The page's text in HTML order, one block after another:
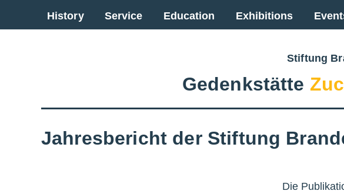
History Service Education Exhibitions
Go back to overview
Stiftung
Gedenkstätte
Jahresbericht der Stiftung
Die